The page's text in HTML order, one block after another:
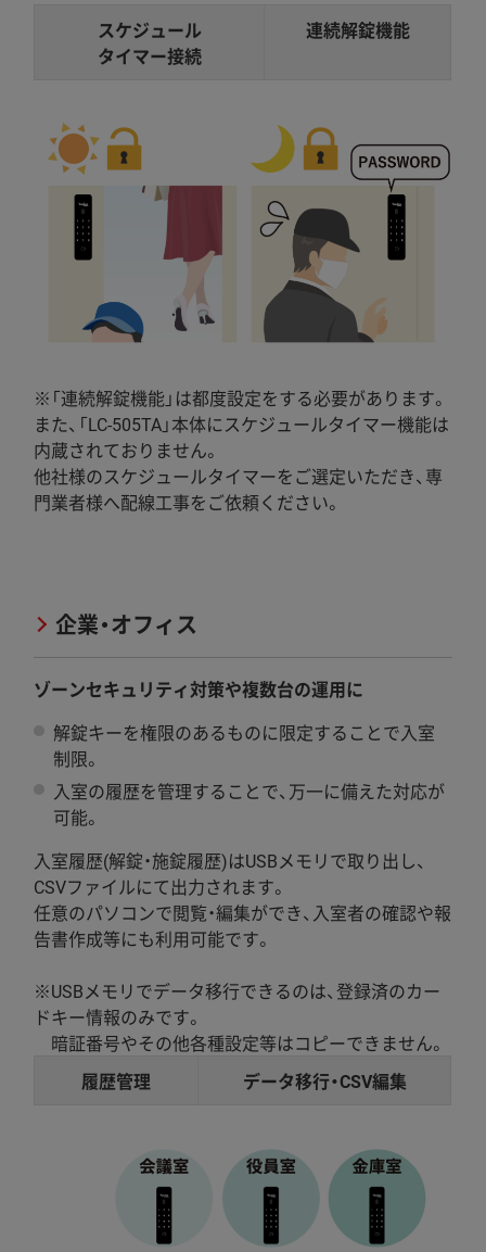
スケジュール
タイマー接続
連続解錠機能
※「連続解錠機能」は都度設定をする必要があります。
また、「LC-505TA」本体にスケジュールタイマー機能は
内蔵されておりません。
他社様のスケジュールタイマーをご選定いただき、専
門業者様へ配線工事をご依頼ください。
企業・オフィス
ゾーンセキュリティ対策や複数台の運用に
解錠キーを権限のあるものに限定することで入室
制限。
入室の履歴を管理することで、万一に備えた対応が
可能。
入室履歴(解錠・施錠履歴)はUSBメモリで取り出し、
CSVファイルにて出力されます。
任意のパソコンで閲覧・編集ができ、入室者の確認や報
告書作成等にも利用可能です。
※USBメモリでデータ移行できるのは、登録済のカー
ドキー情報のみです。
暗証番号やその他各種設定等はコピーできません。
履歴管理
データ移行・CSV編集